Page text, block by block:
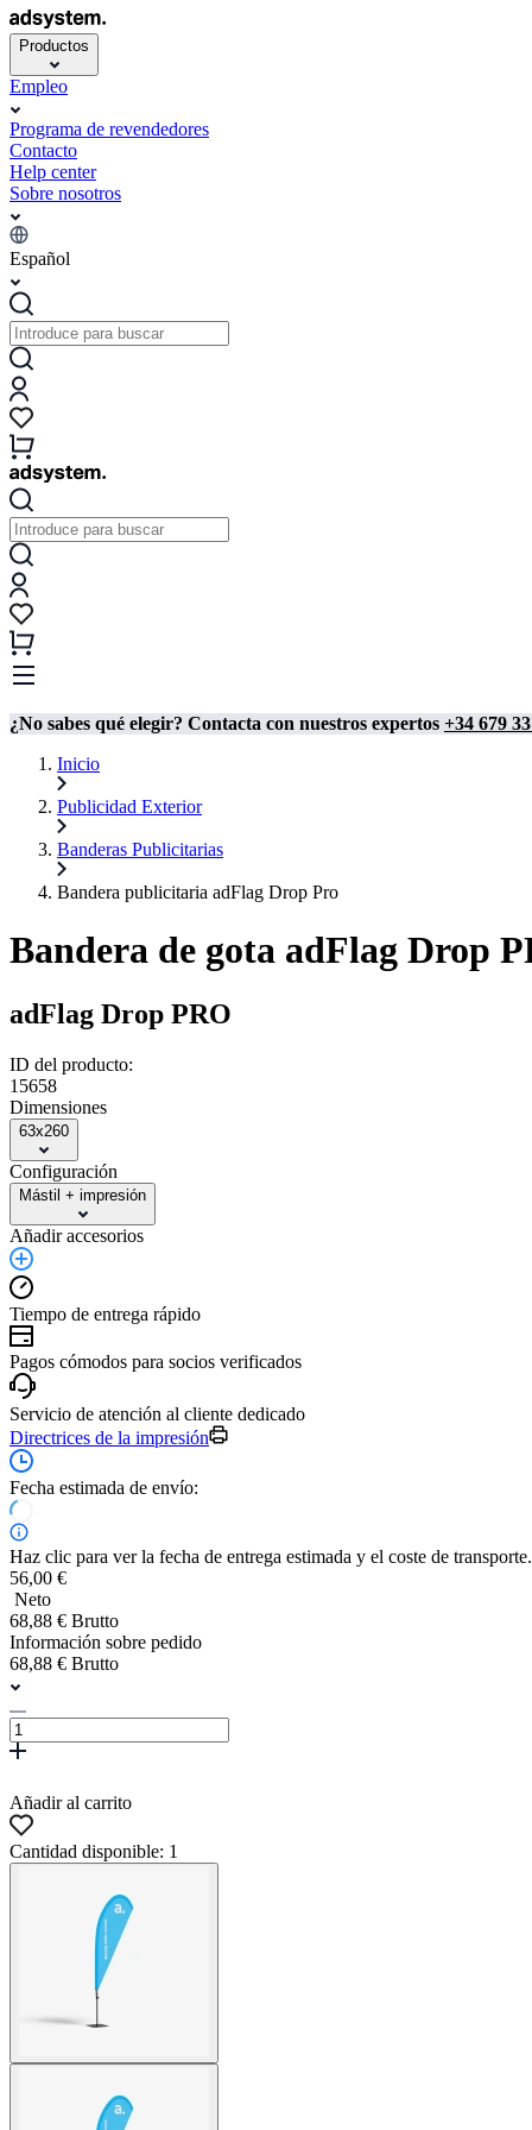
Productos
Empleo
Programa de revendedores
Contacto
Help center
Sobre nosotros
Español
¿No sabes qué elegir? Contacta con nuestros expertos +34 679
Inicio
Publicidad Exterior
Banderas Publicitarias
Bandera publicitaria adFlag Drop Pro
Bandera de gota adFlag Drop
adFlag Drop PRO
ID del producto:
15658
Dimensiones
63x260
Configuración
Mástil + impresión
Añadir accesorios
Tiempo de entrega rápido
Pagos cómodos para socios verificados
Servicio de atención al cliente dedicado
Directrices de la impresión
Fecha estimada de envío:
Haz clic para ver la fecha de entrega estimada y el coste de transporte.
56,00 €
Neto
68,88 € Brutto
Información sobre pedido
68,88 € Brutto
Añadir al carrito
Cantidad disponible: 1